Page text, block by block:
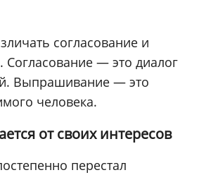
согласование и
— это диалог
Выпрашивание — это
человека.
от своих интересов
перестал